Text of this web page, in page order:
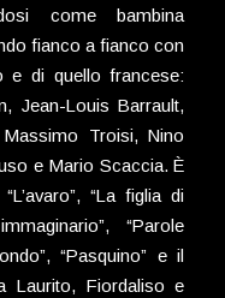
come bambina
fianco a fianco con
e di quello francese:
Jean-Louis Barrault,
Troisi, Nino
e Mario Scaccia. È
“La figlia di
“Parole
“Pasquino” e il
Laurito, Fiordaliso e